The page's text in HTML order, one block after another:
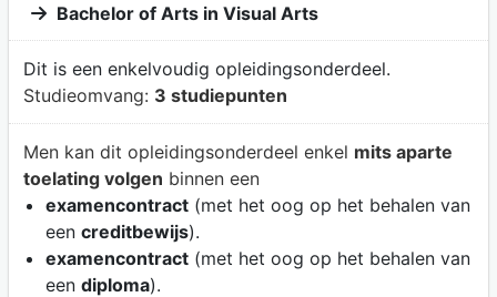
Bachelor of Arts in Visual Arts
Dit is een enkelvoudig opleidingsonderdeel.
Studieomvang: 3 studiepunten
Men kan dit opleidingsonderdeel enkel mits aparte
toelating volgen binnen een
examencontract(met het oog op het behalen van
een creditbewijs).
examencontract(met het oog op het behalen van
een diploma).